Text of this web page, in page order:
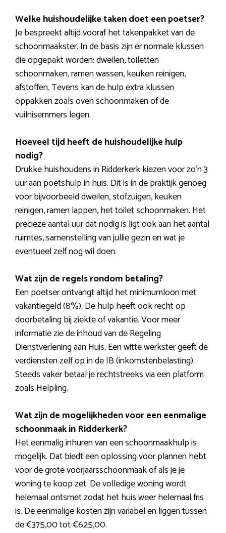
Welke huishoudelijke taken doet een poetser?
Je bespreekt altijd vooraf het takenpakket van de
schoonmaakster. In de basis zijn er normale klussen
die opgepakt worden: dweilen, toiletten
schoonmaken, ramen wassen, keuken reinigen,
afstoffen. Tevens kan de hulp extra klussen
oppakken zoals oven schoonmaken of de
vuilnisemmers legen.
Hoeveel tijd heeft de huishoudelijke hulp
nodig?
Drukke huishoudens in Ridderkerk kiezen voor zo’n 3
uur aan poetshulp in huis. Dit is in de praktijk genoeg
voor bijvoorbeeld dweilen, stofzuigen, keuken
reinigen, ramen lappen, het toilet schoonmaken. Het
precieze aantal uur dat nodig is ligt ook aan het aantal
ruimtes, samenstelling van jullie gezin en wat je
eventueel zelf nog wil doen.
Wat zijn de regels rondom betaling?
Een poetser ontvangt altijd het minimumloon met
vakantiegeld (8%). De hulp heeft ook recht op
doorbetaling bij ziekte of vakantie. Voor meer
informatie zie de inhoud van de Regeling
Dienstverlening aan Huis. Een witte werkster geeft de
verdiensten zelf op in de IB (inkomstenbelasting).
Steeds vaker betaal je rechtstreeks via een platform
zoals Helpling.
Wat zijn de mogelijkheden voor een eenmalige
schoonmaak in Ridderkerk?
Het eenmalig inhuren van een schoonmaakhulp is
mogelijk. Dat biedt een oplossing voor plannen hebt
voor de grote voorjaarsschoonmaak of als je je
woning te koop zet. De volledige woning wordt
helemaal ontsmet zodat het huis weer helemaal fris
is. De eenmalige kosten zijn variabel en liggen tussen
de €375,00 tot €625,00.